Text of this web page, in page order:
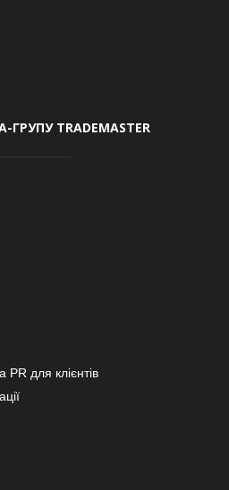
TRADEMASTER
для клієнтів